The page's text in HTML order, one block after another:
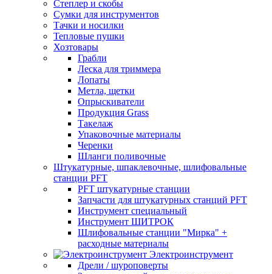
Степлер и скобы
Сумки для инструментов
Тачки и носилки
Тепловые пушки
Хозтовары
Грабли
Леска для триммера
Лопаты
Метла, щетки
Опрыскиватели
Продукция Grass
Такелаж
Упаковочные материалы
Черенки
Шланги поливочные
Штукатурные, шпаклевочные, шлифовальные
станции PFT
PFT штукатурные станции
Запчасти для штукатурных станций PFT
Инструмент специальный
Инструмент ШИТРОК
Шлифовальные станции "Мирка" +
расходные материалы
Электроинструмент
Дрели / шуроповерты